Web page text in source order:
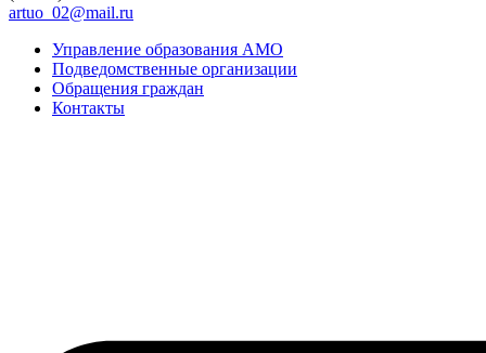
artuo_02@mail.ru
Управление образования АМО
Подведомственные организации
Обращения граждан
Контакты